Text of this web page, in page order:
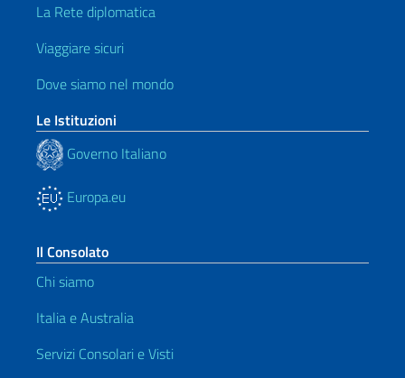
La Rete diplomatica
Viaggiare sicuri
Dove siamo nel mondo
Le Istituzioni
Governo Italiano
Europa.eu
Il Consolato
Chi siamo
Italia e Australia
Servizi Consolari e Visti